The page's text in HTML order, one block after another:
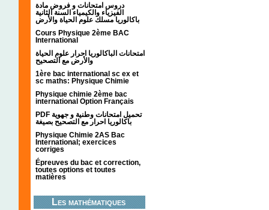
دروس امتحانات و فروض مادة
الفيزياء والكيمياء السنة الثانية
باكالوريا مسلك علوم الحياة والأرض
Cours Physique 2ème BAC
International
امتحانات الباكالوريا احرار علوم الحياة
والأرض مع التصحيح
1ère bac international sc ex et
sc maths: Physique Chimie
Physique chimie 2ème bac
international Option Français
PDF تحميل امتحانات وطنية و جهوية
باكالوريا احرار مع التصحيح بصيغة
Physique Chimie 2AS Bac
International; exercices
corriges
Épreuves du bac et correction,
toutes options et toutes
matières
Les mathématiques